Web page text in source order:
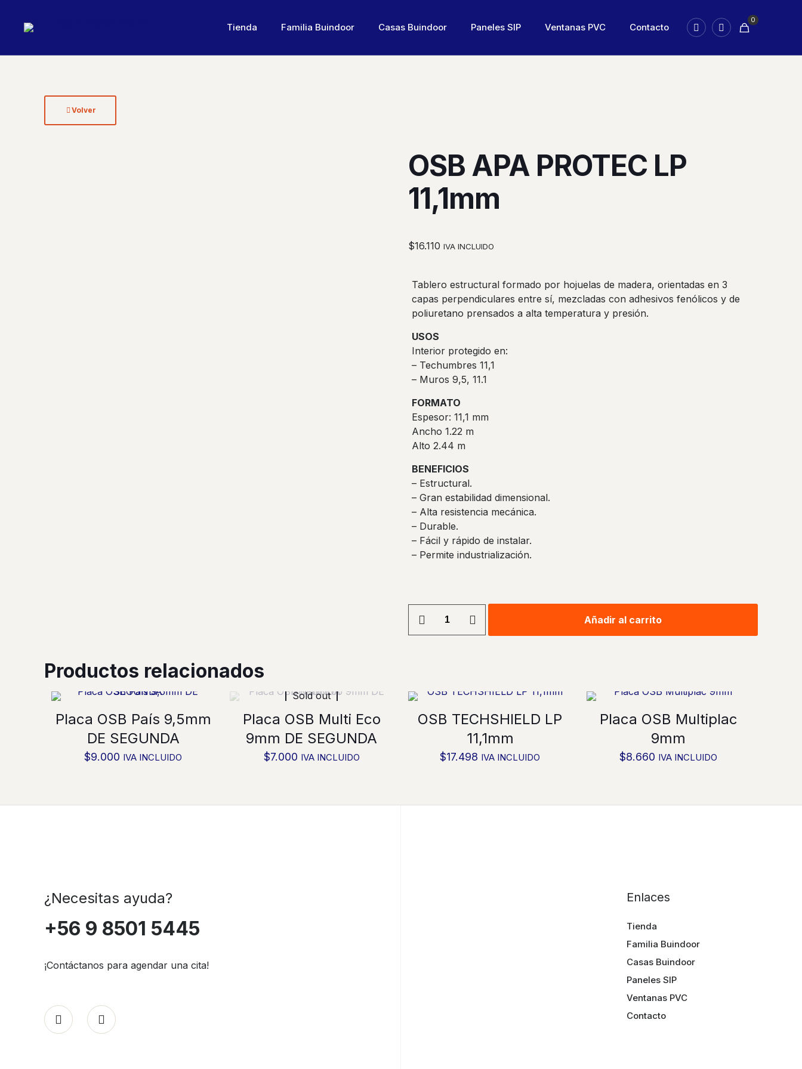
Tienda Familia Buindoor Casas Buindoor Paneles SIP Ventanas PVC Contacto
0
Volver
OSB APA PROTEC LP
11,1mm
$16.110 IVA INCLUIDO
Tablero estructural formado por hojuelas de madera, orientadas en 3
capas perpendiculares entre sí, mezcladas con adhesivos fenólicos y de
poliuretano prensados a alta temperatura y presión.
USOS
Interior protegido en:
– Techumbres 11,1
– Muros 9,5, 11.1
FORMATO
Espesor: 11,1 mm
Ancho 1.22 m
Alto 2.44 m
BENEFICIOS
– Estructural.
– Gran estabilidad dimensional.
– Alta resistencia mecánica.
– Durable.
– Fácil y rápido de instalar.
– Permite industrialización.
APA
Añadir al carrito
Productos relacionados
Placa OSB País 9,5mm
DE SEGUNDA
$9.000 IVA INCLUIDO
Sold out
Placa OSB Multi Eco
9mm DE SEGUNDA
$7.000 IVA INCLUIDO
OSB TECHSHIELD LP
11,1mm
$17.498 IVA INCLUIDO
Placa OSB Multiplac
9mm
$8.660 IVA INCLUIDO
¿Necesitas ayuda?
+56 9 8501 5445
¡Contáctanos para agendar una cita!
Enlaces
Tienda
Familia Buindoor
Casas Buindoor
Paneles SIP
Ventanas PVC
Contacto